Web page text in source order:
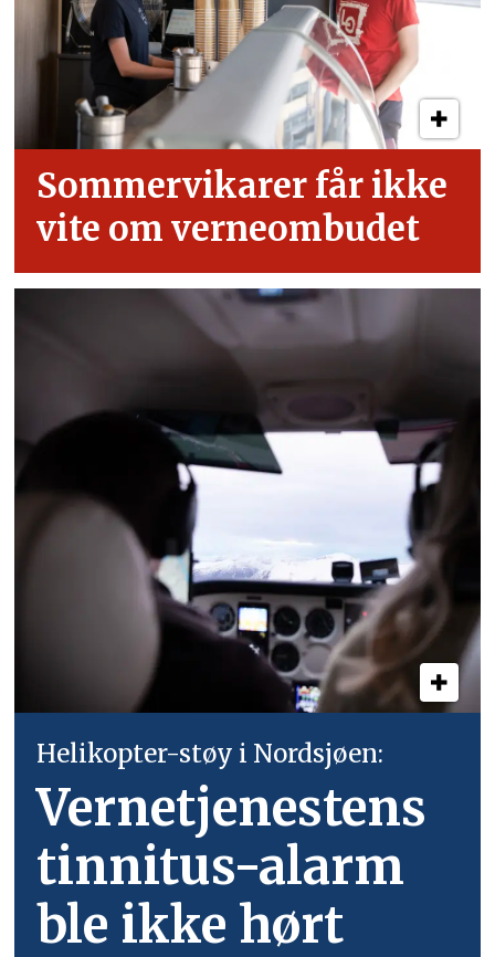
Sommervikarer får ikke
vite om verneombudet
Helikopter-støy i Nordsjøen:
Vernetjenestens
tinnitus-alarm
ble ikke hørt